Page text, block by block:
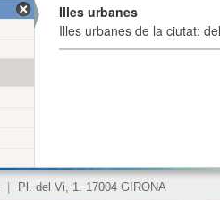
Illes urbanes
Illes urbanes de la ciutat:
Pl. del Vi, 1. 17004 GIRONA